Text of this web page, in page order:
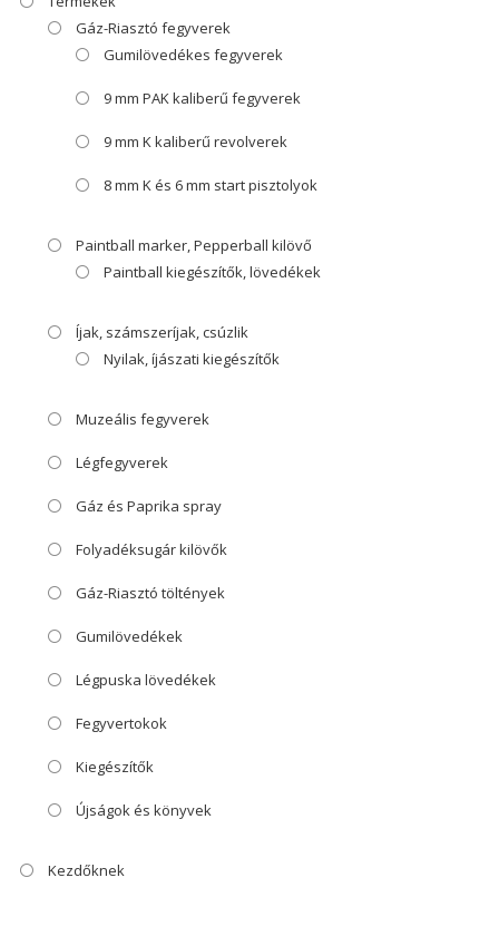
Gáz-Riasztó fegyverek
Gumilövedékes fegyverek
9 mm PAK kaliberű fegyverek
9 mm K kaliberű revolverek
8 mm K és 6 mm start pisztolyok
Paintball marker, Pepperball kilövő
Paintball kiegészítők, lövedékek
Íjak, számszeríjak, csúzlik
Nyilak, íjászati kiegészítők
Muzeális fegyverek
Légfegyverek
Gáz és Paprika spray
Folyadéksugár kilövők
Gáz-Riasztó töltények
Gumilövedékek
Légpuska lövedékek
Fegyvertokok
Kiegészítők
Újságok és könyvek
Kezdőknek